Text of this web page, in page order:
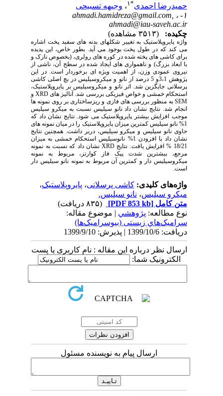
حمیدرضا احمدی* ۱،وجیهه تسبیحی
ahmadi.hamidreza@gmail.com,
ahmadi@iau-saveh.ac.ir
چکیده:
واژه پایروپلاستیک به تغییر شکلهای بدنه های سفید پخت اشاره
می کند که در طول پخت بوجود می آید. بطور خاص، این پدیده
برای کاشی های پخته شده در کوره های رولری، (بخصوص نازک و
با ابعاد بزرگ) و ناهمواری های ایجاد شده در سطح آن، ناشی از
نیروی عمودی وزن، از اهمیت ویژه ای برخوردار است. در این
پژوهش 3،1و 5 درصد از نانو و میکروسیلیس در بچ اصلی کاشی
پرسلانی جایگزین شد. اثر نانو و میکروسیلیس بر پایروپلاستیک،
استحکام خمشی و خواص فیزیکی بررسی شد. آنالیز هایXRDو
SEMبه منظور بررسی های فازی و ریزساختاری بر روی نمونه ها
انجام شد. نتایج نشان داد نانو سیلیس نسبت به میکرو سیلیس
موجب افزایش بیشتر پایروپلاستیک می شود. نتایج نشان داد که
1% نانو سیلیس کمترین میزان پایروپلاستیک را در میان نمونه های
حاوی نانو سیلیس و میکرو سیلیس، دربر داشت. همچنین نتایج
نشان داد با افزودن 1% نانوسیلیس استحکام خمشی به میزان
18/21 % افزایش یافت. نتایج
XRDنشان داد که نسبت به نمونه
مرجع، بیشترین شدت پیک فاز کوارتز، مربوط به نمونه
میکروسیلیس دار و کمترین آن مربوط به نمونه نانو سیلیس دار
است.
واژه‌های کلیدی:کاشی پرسلانی،پایروپلاستیک،
میکرو سیلیس،نانو سیلیس.
متن کامل[PDF 853 kb]
نوع مطالعه:پژوهشي| موضوع مقاله:
سراميک‌هاي زیستی (بیوسرامیک‌ها)
دریافت: 1399/10/6 | پذیرش: 1399/9/10
ارسال نظر درباره این مقاله : نام کاربری یا پست
الکترونیک شما:
ارسال پیام به نویسنده مسئول